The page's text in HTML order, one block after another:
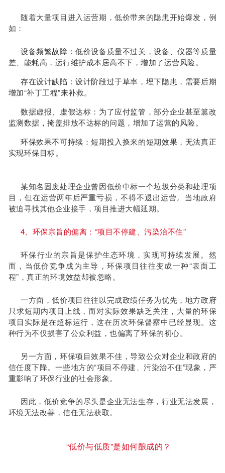
随着大量项目进入运营期，低价带来的隐患开始爆发，例
如：
设备频繁故障：低价设备质量不过关，设备、仪器等质量
差、能耗高，运行维护成本居高不下，增加了运营风险。
存在设计缺陷：设计阶段过于草率，埋下隐患，需要后期
增加“补丁工程”来补救。
数据虚报、虚假达标：为了应付监管，部分企业甚至篡改
监测数据，掩盖排放不达标的问题，增加了运营的风险。
环保效果不可持续：短期投入换来的短期效果，无法真正
实现环保目标。
某知名固废处理企业曾因低价中标一个垃圾分类和处理项
目，但在运营两年后严重亏损，不得不退出运营。当地政府
被迫寻找其他企业接手，项目推进大幅延期。
4、环保宗旨的偏离：“项目不停建、污染治不住”
环保行业的宗旨是保护生态环境，实现可持续发展。然
而，当低价竞争成为主导，环保项目往往变成一种“表面工
程”，真正的环境效益却被忽略。
一方面，低价项目往往以完成政绩任务为优先，地方政府
只求短期内项目上线，而对实际效果缺乏关注，大量的环保
项目实际是在超标运行，这在历次环保督察中已经显现。这
种行为不仅损害了公众利益，也偏离了环保的初心。
另一方面，环保项目效果不佳，导致公众对企业和政府的
信任度下降。一些地方的“项目不停建、污染治不住”现象，严
重影响了环保行业的社会形象。
因此，低价竞争的尽头是企业无法生存，行业无法发展，
环境无法改善，信任无法获取。
“低价与低质”是如何酿成的？